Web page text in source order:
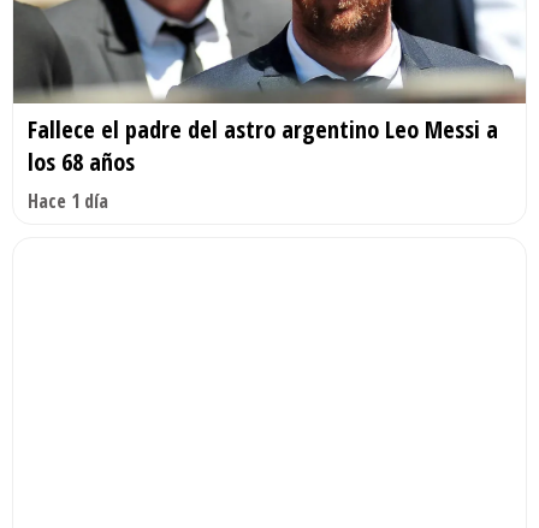
Fallece el padre del astro argentino Leo Messi a
los 68 años
Hace 1 día